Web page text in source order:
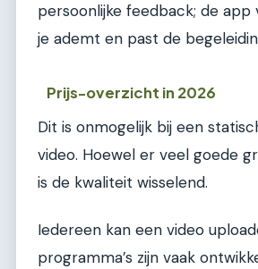
persoonlijke feedback; de app
je ademt en past de
Prijs-overzicht in 2026
Dit is onmogelijk bij een
video. Hoewel er veel goede
is de kwaliteit wisselend.
Iedereen kan een video
programma’s zijn vaak